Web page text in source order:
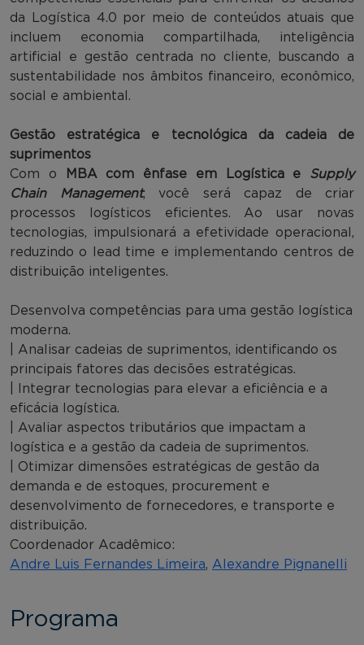
da Logística 4.0 por meio de conteúdos atuais que
incluem economia compartilhada, inteligência
artificial e gestão centrada no cliente, buscando a
sustentabilidade nos âmbitos financeiro, econômico,
social e ambiental.
Gestão estratégica e tecnológica da cadeia de
suprimentos
Com o
MBA com ênfase em Logística e Supply
Chain Management, você será capaz de criar
processos logísticos eficientes. Ao usar novas
tecnologias, impulsionará a efetividade operacional,
reduzindo o lead time e implementando centros de
distribuição inteligentes.
Desenvolva competências para uma gestão logística
moderna.
| Analisar cadeias de suprimentos, identificando os
principais fatores das decisões estratégicas.
| Integrar tecnologias para elevar a eficiência e a
eficácia logística.
| Avaliar aspectos tributários que impactam a
logística e a gestão da cadeia de suprimentos.
| Otimizar dimensões estratégicas de gestão da
demanda e de estoques, procurement e
desenvolvimento de fornecedores, e transporte e
distribuição.
Coordenador Acadêmico:
Andre Luis Fernandes Limeira, Alexandre Pignanelli
Programa